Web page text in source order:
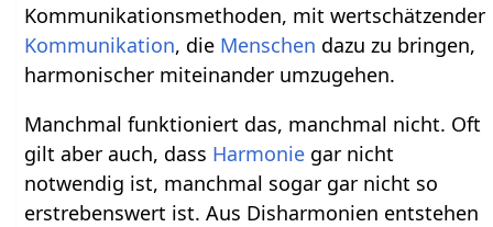
Kommunikationsmethoden, mit wertschätzender
Kommunikation, die Menschen dazu zu bringen,
harmonischer miteinander umzugehen.
Manchmal funktioniert das, manchmal nicht. Oft
gilt aber auch, dass Harmonie gar nicht
notwendig ist, manchmal sogar gar nicht so
erstrebenswert ist. Aus Disharmonien entstehen